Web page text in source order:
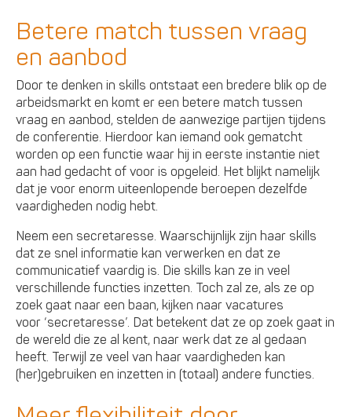
Betere match tussen vraag
en aanbod
Door te denken in skills ontstaat een bredere blik op de
arbeidsmarkt en komt er een betere match tussen
vraag en aanbod, stelden de aanwezige partijen tijdens
de conferentie. Hierdoor kan iemand ook gematcht
worden op een functie waar hij in eerste instantie niet
aan had gedacht of voor is opgeleid. Het blijkt namelijk
dat je voor enorm uiteenlopende beroepen dezelfde
vaardigheden nodig hebt.
Neem een secretaresse. Waarschijnlijk zijn haar skills
dat ze snel informatie kan verwerken en dat ze
communicatief vaardig is. Die skills kan ze in veel
verschillende functies inzetten. Toch zal ze, als ze op
zoek gaat naar een baan, kijken naar vacatures
voor ‘secretaresse’. Dat betekent dat ze op zoek gaat in
de wereld die ze al kent, naar werk dat ze al gedaan
heeft. Terwijl ze veel van haar vaardigheden kan
(her)gebruiken en inzetten in (totaal) andere functies.